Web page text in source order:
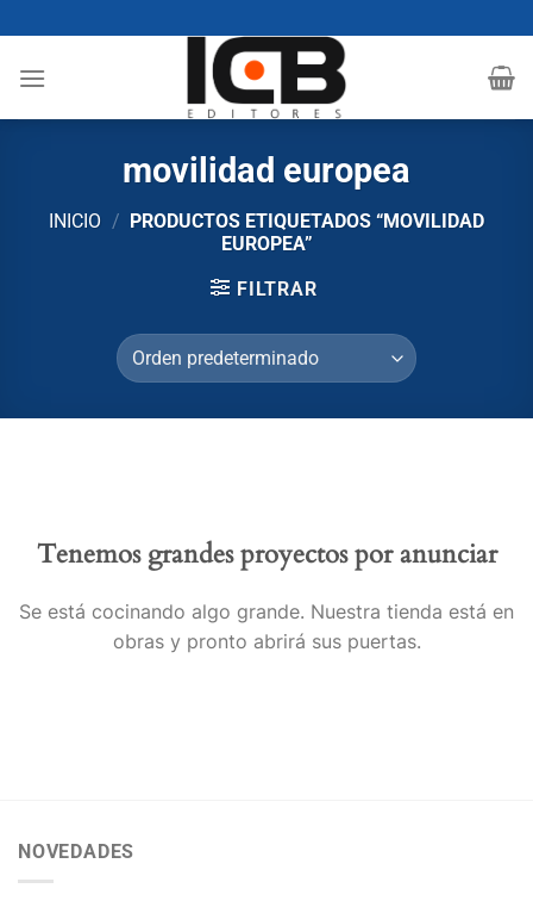
al
contenido
movilidad europea
INICIO /
PRODUCTOS ETIQUETADOS “MOVILIDAD
EUROPEA”
FILTRAR
Tenemos grandes proyectos por anunciar
Se está cocinando algo grande. Nuestra tienda está en
obras y pronto abrirá sus puertas.
NOVEDADES